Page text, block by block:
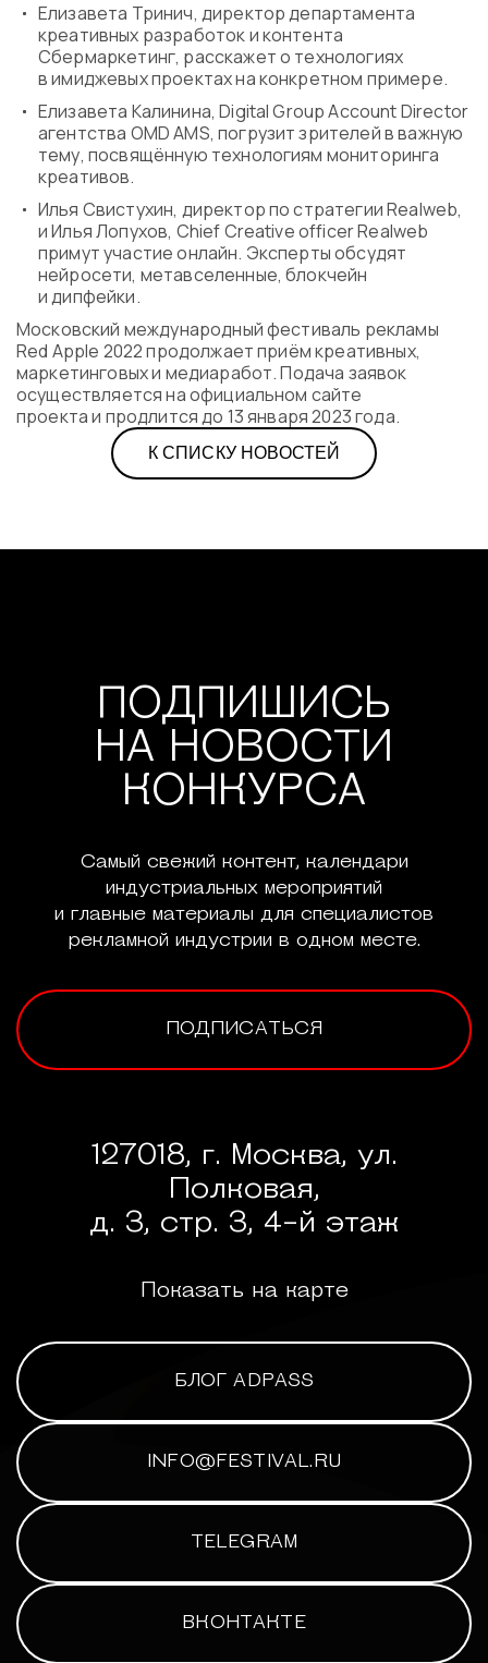
Елизавета Тринич, директор департамента
креативных разработок и контента
Сбермаркетинг, расскажет о технологиях
в имиджевых проектах на конкретном примере.
Елизавета Калинина, Digital Group Account Director
агентства OMD AMS, погрузит зрителей в важную
тему, посвящённую технологиям мониторинга
креативов.
Илья Свистухин, директор по стратегии Realweb,
и Илья Лопухов, Chief Creative officer Realweb
примут участие онлайн. Эксперты обсудят
нейросети, метавселенные, блокчейн
и дипфейки.
Московский международный фестиваль рекламы
Red Apple 2022 продолжает приём креативных,
маркетинговых и медиаработ. Подача заявок
осуществляется на официальном сайте
проекта и продлится до 13 января 2023 года.
К СПИСКУ НОВОСТЕЙ
ПОДПИШИСЬ
НА НОВОСТИ
КОНКУРСА
Самый свежий контент, календари
индустриальных мероприятий
и главные материалы для специалистов
рекламной индустрии в одном месте.
ПОДПИСАТЬСЯ
127018, г. Москва, ул.
Полковая,
д. 3, стр. 3, 4-й этаж
Показать на карте
БЛОГ ADPASS
INFO@FESTIVAL.RU
TELEGRAM
ВКОНТАКТЕ